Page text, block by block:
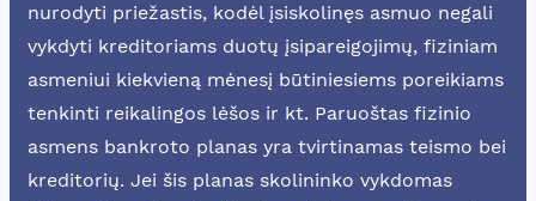
nurodyti priežastis, kodėl įsiskolinęs asmuo negali
vykdyti kreditoriams duotų įsipareigojimų, fiziniam
asmeniui kiekvieną mėnesį būtiniesiems poreikiams
tenkinti reikalingos lėšos ir kt. Paruoštas fizinio
asmens bankroto planas yra tvirtinamas teismo bei
kreditorių. Jei šis planas skolininko vykdomas